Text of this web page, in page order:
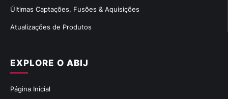
EXPLORE O ABIJ
Página Inicial
Últimas Captações, Fusões & Aquisições
Atualizações de Produtos